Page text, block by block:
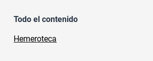
Todo el contenido
Hemeroteca